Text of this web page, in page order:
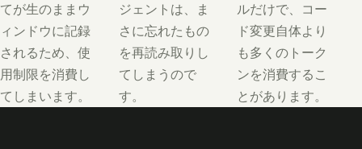
てが生のままウ
ィンドウに記録
されるため、使
用制限を消費し
てしまいます。
ジェントは、ま
さに忘れたもの
を再読み取りし
てしまうので
す。
ルだけで、コー
ド変更自体より
も多くのトーク
ンを消費するこ
とがあります。